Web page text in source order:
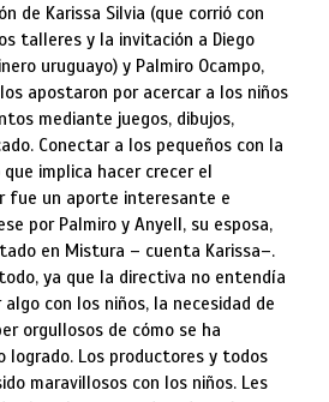
de Karissa Silvia (que corrió con
talleres y la invitación a Diego
uruguayo) y Palmiro Ocampo,
apostaron por acercar a los niños
mediante juegos, dibujos,
Conectar a los pequeños con la
implica hacer crecer el
fue un aporte interesante e
por Palmiro y Anyell, su esposa,
en Mistura – cuenta Karissa–.
ya que la directiva no entendía
con los niños, la necesidad de
orgullosos de cómo se ha
logrado. Los productores y todos
maravillosos con los niños. Les